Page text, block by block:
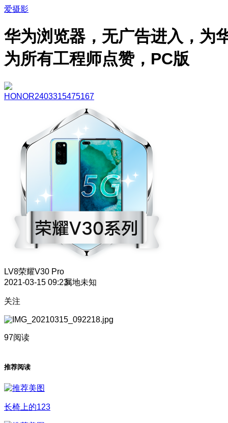
爱摄影
华为浏览器，无广告进入，为
为所有工程师点赞，PC版
HONOR2403315475167
LV8荣耀V30 Pro
2021-03-15 09:23属地未知
关注
97阅读
推荐阅读
长椅上的123